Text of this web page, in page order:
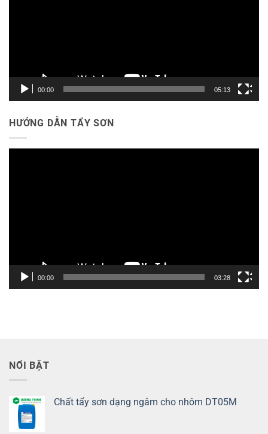
00:00 05:13
HƯỚNG DẪN TẨY SƠN
00:00 03:28
NỔI BẬT
Chất tẩy sơn dạng ngâm cho nhôm DT05M